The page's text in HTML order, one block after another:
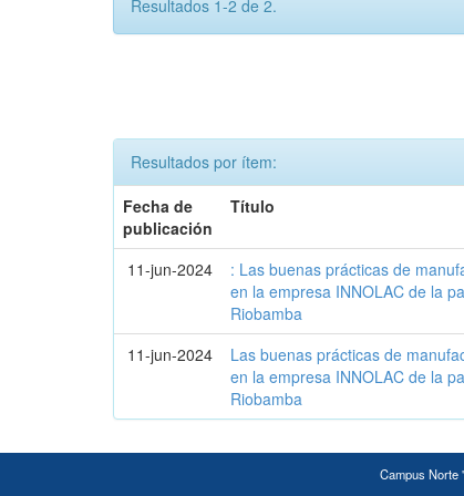
Resultados 1-2 de 2.
Resultados por ítem:
Fecha de
publicación
Título
11-jun-2024
: Las buenas prácticas de
en la empresa INNOLAC de la
Riobamba
11-jun-2024
Las buenas prácticas de
en la empresa INNOLAC de la
Riobamba
Campus Norte